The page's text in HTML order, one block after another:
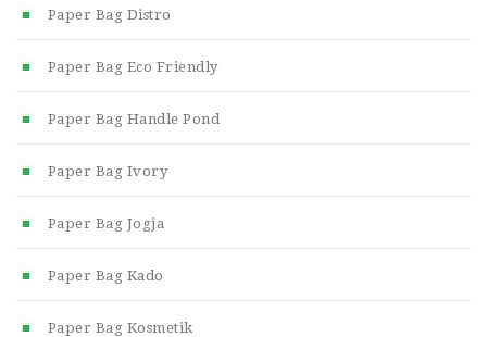
Paper Bag Distro
Paper Bag Eco Friendly
Paper Bag Handle Pond
Paper Bag Ivory
Paper Bag Jogja
Paper Bag Kado
Paper Bag Kosmetik